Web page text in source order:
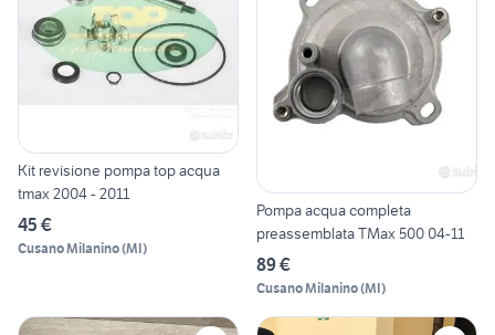
Kit revisione pompa top acqua
tmax 2004 - 2011
45 €
Cusano Milanino(MI)
Pompa acqua completa
preassemblata TMax 500 04-11
89 €
Cusano Milanino(MI)